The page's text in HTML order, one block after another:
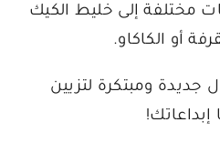
مختلفة إلى خليط الكيك
أو الكاكاو.
جديدة ومبتكرة لتزيين
إبداعاتك!